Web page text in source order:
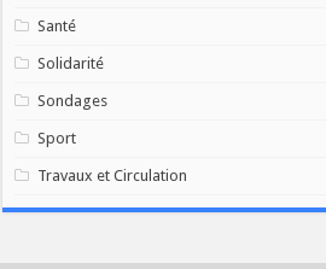
Santé
Solidarité
Sondages
Sport
Travaux et Circulation